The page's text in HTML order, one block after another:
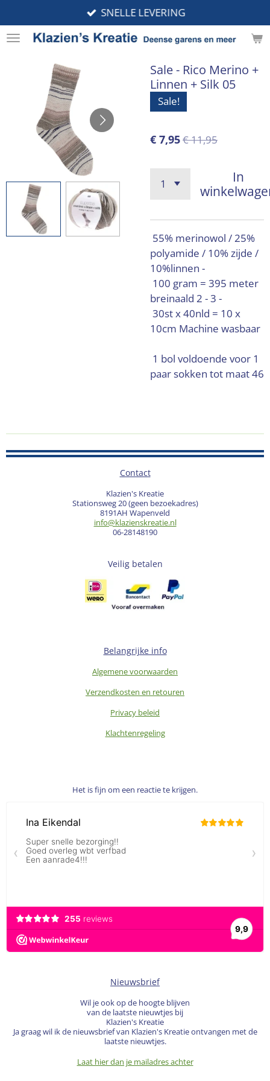
direct
naar
hoofdinhoud
SNELLE LEVERING
Sale - Rico Merino +
Linnen + Silk 05
Sale!
€ 7,95€ 11,95
In
55% merinowol / 25%
polyamide / 10% zijde /
10%linnen -
100 gram = 395 meter
breinaald 2 - 3 -
30st x 40nld = 10 x
10cm Machine wasbaar
1 bol voldoende voor 1
paar sokken tot maat 46
Contact
Klazien's Kreatie
Stationsweg 20 (geen bezoekadres)
8191AH Wapenveld
info@klazienskreatie.nl
06-28148190
Veilig betalen
Belangrijke info
Algemene voorwaarden
Verzendkosten en retouren
Privacy beleid
Klachtenregeling
Het is fijn om een reactie te krijgen.
Nieuwsbrief
Wil je ook op de hoogte blijven
van de laatste nieuwtjes bij
Klazien's Kreatie
Ja graag wil ik de nieuwsbrief van Klazien's Kreatie ontvangen met de
laatste nieuwtjes.
Laat hier dan je mailadres achter